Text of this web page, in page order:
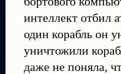
интеллект отбил
один корабль он
уничтожили
даже не поняла,